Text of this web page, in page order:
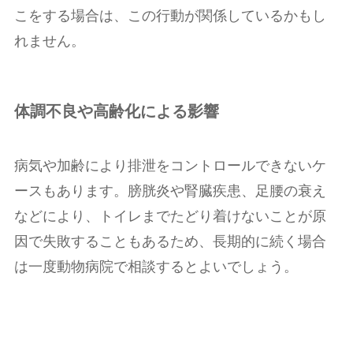
こをする場合は、この行動が関係しているかもし
れません。
体調不良や高齢化による影響
病気や加齢により排泄をコントロールできないケ
ースもあります。膀胱炎や腎臓疾患、足腰の衰え
などにより、トイレまでたどり着けないことが原
因で失敗することもあるため、長期的に続く場合
は一度動物病院で相談するとよいでしょう。